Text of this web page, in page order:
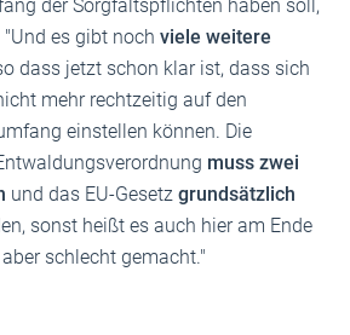
der Sorgfaltspflichten haben soll,
"Und es gibt noch viele weitere
dass jetzt schon klar ist, dass sich
mehr rechtzeitig auf den
einstellen können. Die
muss zwei
und das EU-Gesetz grundsätzlich
sonst heißt es auch hier am Ende
schlecht gemacht."